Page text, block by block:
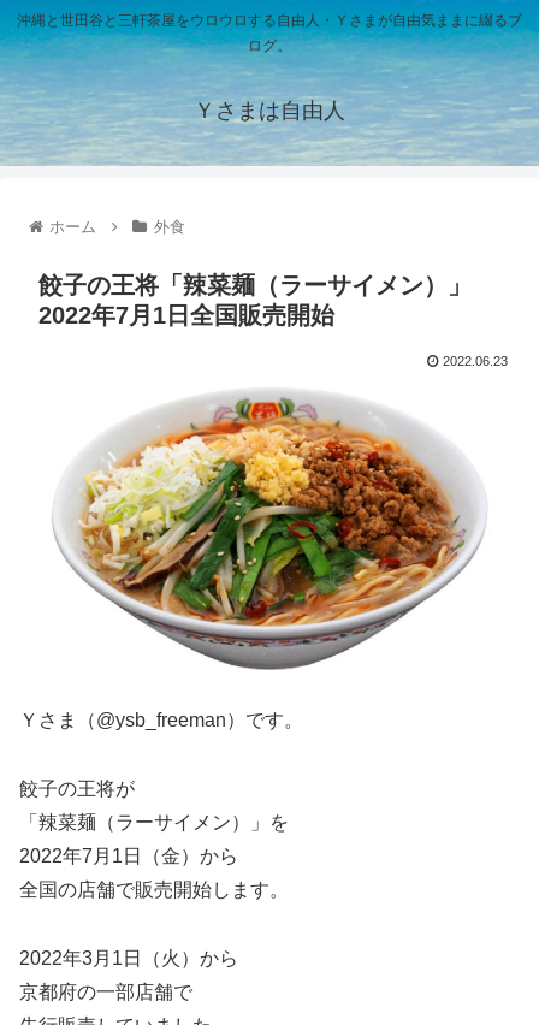
沖縄と世田谷と三軒茶屋をウロウロする自由人・Ｙさまが自由気ままに綴るブ
ログ。
Ｙさまは自由人
ホーム 外食
餃子の王将「辣菜麺（ラーサイメン）」
2022年7月1日全国販売開始
2022.06.23
Ｙさま（@ysb_freeman）です。
餃子の王将が
「辣菜麺（ラーサイメン）」を
2022年7月1日（金）から
全国の店舗で販売開始します。
2022年3月1日（火）から
京都府の一部店舗で